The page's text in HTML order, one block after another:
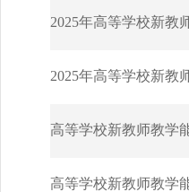
2025年高等学校新教
2025年高等学校新教
高等学校新教师教学
高等学校新教师教学